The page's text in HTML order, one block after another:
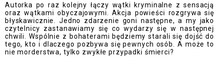
Autorka po raz kolejny łączy wątki kryminalne z sensacją
oraz wątkami obyczajowymi. Akcja powieści rozgrywa się
błyskawicznie. Jedno zdarzenie goni następne, a my jako
czytelnicy zastanawiamy się co wydarzy się w następnej
chwili. Wspólnie z bohaterami będziemy starali się dojść do
tego, kto i dlaczego pozbywa się pewnych osób. A może to
nie morderstwa, tylko zwykłe przypadki śmierci?